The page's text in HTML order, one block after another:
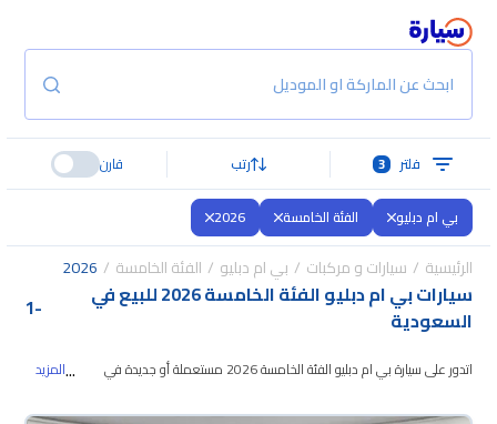
ابحث عن الماركة او الموديل
فلتر 3 رتب قارن
بي ام دبليو الفئة الخامسة 2026
الرئيسية سيارات و مركبات بي ام دبليو الفئة الخامسة 2026
سيارات بي ام دبليو الفئة الخامسة 2026 للبيع في
السعودية
-
1
اتدور على سيارة بي ام دبليو الفئة الخامسة 2026 مستعملة أو جديدة في
...المزيد